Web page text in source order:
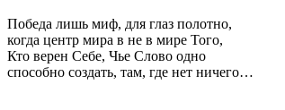
Победа лишь миф, для глаз полотно,
когда центр мира в не в мире Того,
Кто верен Себе, Чье Слово одно
способно создать, там, где нет ничего…